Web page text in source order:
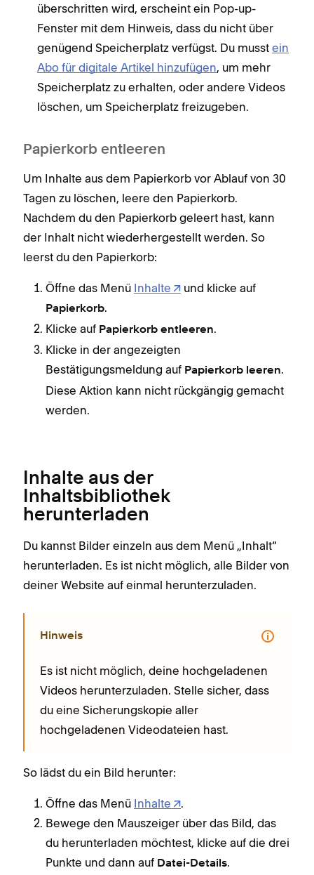
überschritten wird, erscheint ein Pop-up-
Fenster mit dem Hinweis, dass du nicht über
genügend Speicherplatz verfügst. Du musst ein
Abo für digitale Artikel hinzufügen, um mehr
Speicherplatz zu erhalten, oder andere Videos
löschen, um Speicherplatz freizugeben.
Papierkorb entleeren
Um Inhalte aus dem Papierkorb vor Ablauf von 30
Tagen zu löschen, leere den Papierkorb.
Nachdem du den Papierkorb geleert hast, kann
der Inhalt nicht wiederhergestellt werden. So
leerst du den Papierkorb:
Öffne das Menü Inhalte und klicke auf
Papierkorb.
Klicke auf Papierkorb entleeren.
Klicke in der angezeigten
Bestätigungsmeldung auf Papierkorb leeren.
Diese Aktion kann nicht rückgängig gemacht
werden.
Inhalte aus der
Inhaltsbibliothek
herunterladen
Du kannst Bilder einzeln aus dem Menü „Inhalt“
herunterladen. Es ist nicht möglich, alle Bilder von
deiner Website auf einmal herunterzuladen.
Hinweis
Es ist nicht möglich, deine hochgeladenen
Videos herunterzuladen. Stelle sicher, dass
du eine Sicherungskopie aller
hochgeladenen Videodateien hast.
So lädst du ein Bild herunter:
Öffne das Menü Inhalte
.
Bewege den Mauszeiger über das Bild, das
du herunterladen möchtest, klicke auf die drei
Punkte und dann auf Datei-Details.